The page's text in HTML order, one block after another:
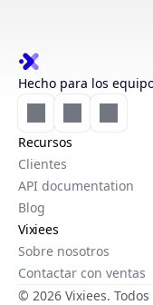
Hecho para los
Recursos
Clientes
API documentation
Blog
Vixiees
Sobre nosotros
Contactar con ventas
© 2026 Vixiees.